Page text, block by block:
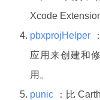
Xcode
pbxprojHelper
应用来创建和
用。
punic
：比